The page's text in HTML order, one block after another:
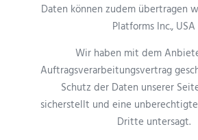
Daten können zudem übertragen
Platforms Inc., USA
Wir haben mit dem
Auftragsverarbeitungsvertrag
Schutz der Daten unserer
sicherstellt und eine
Dritte untersagt.